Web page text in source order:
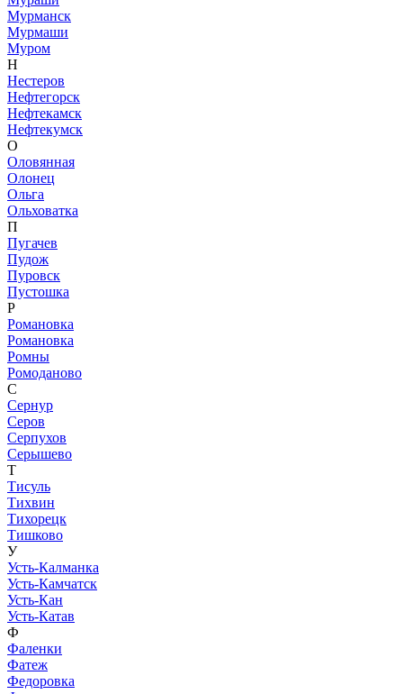
Мурманск
Мурмаши
Муром
Н
Нестеров
Нефтегорск
Нефтекамск
Нефтекумск
О
Оловянная
Олонец
Ольга
Ольховатка
П
Пугачев
Пудож
Пуровск
Пустошка
Р
Романовка
Романовка
Ромны
Ромоданово
С
Сернур
Серов
Серпухов
Серышево
Т
Тисуль
Тихвин
Тихорецк
Тишково
У
Усть-Калманка
Усть-Камчатск
Усть-Кан
Усть-Катав
Ф
Фаленки
Фатеж
Федоровка